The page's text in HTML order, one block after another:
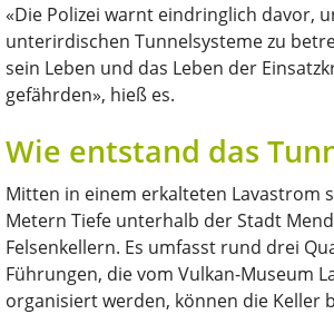
«Die Polizei warnt eindringlich davor,
unterirdischen Tunnelsysteme zu
sein Leben und das Leben der
gefährden», hieß es.
Wie entstand das
Mitten in einem erkalteten Lavastrom
Metern Tiefe unterhalb der Stadt
Felsenkellern. Es umfasst rund drei
Führungen, die vom Vulkan-Museum
organisiert werden, können die Keller